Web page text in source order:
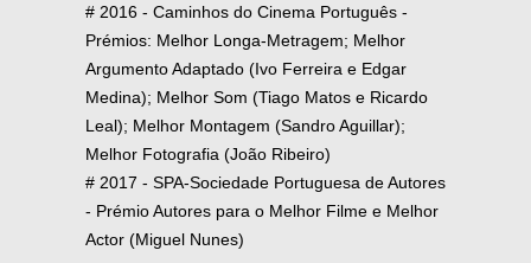
# 2016 - Caminhos do Cinema Português -
Prémios: Melhor Longa-Metragem; Melhor
Argumento Adaptado (Ivo Ferreira e Edgar
Medina); Melhor Som (Tiago Matos e Ricardo
Leal); Melhor Montagem (Sandro Aguillar);
Melhor Fotografia (João Ribeiro)
# 2017 - SPA-Sociedade Portuguesa de Autores
- Prémio Autores para o Melhor Filme e Melhor
Actor (Miguel Nunes)